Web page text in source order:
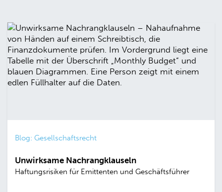
Blog: Gesellschaftsrecht
Unwirksame Nachrangklauseln
Haftungsrisiken für Emittenten und Geschäftsführer